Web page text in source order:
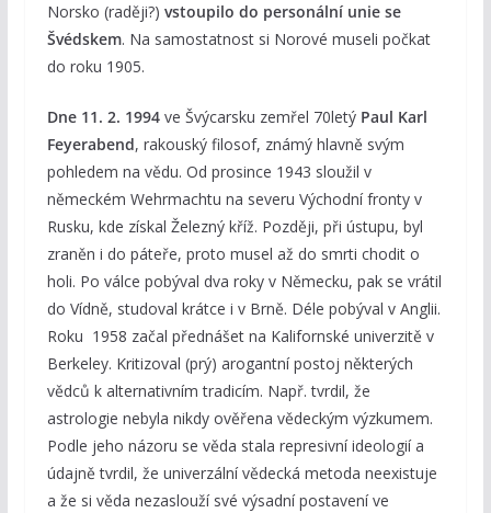
Norsko (raději?) vstoupilo do personální unie se
Švédskem. Na samostatnost si Norové museli počkat
do roku 1905.
Dne 11. 2. 1994ve Švýcarsku zemřel 70letý Paul Karl
Feyerabend, rakouský filosof, známý hlavně svým
pohledem na vědu. Od prosince 1943 sloužil v
německém Wehrmachtu na severu Východní fronty v
Rusku, kde získal Železný kříž. Později, při ústupu, byl
zraněn i do páteře, proto musel až do smrti chodit o
holi. Po válce pobýval dva roky v Německu, pak se vrátil
do Vídně, studoval krátce i v Brně. Déle pobýval v Anglii.
Roku 1958 začal přednášet na Kalifornské univerzitě v
Berkeley. Kritizoval (prý) arogantní postoj některých
vědců k alternativním tradicím. Např. tvrdil, že
astrologie nebyla nikdy ověřena vědeckým výzkumem.
Podle jeho názoru se věda stala represivní ideologií a
údajně tvrdil, že univerzální vědecká metoda neexistuje
a že si věda nezaslouží své výsadní postavení ve